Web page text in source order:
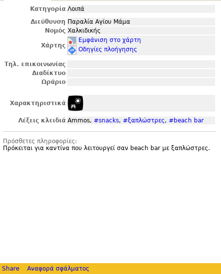
Κατηγορία Λοιπά
Διεύθυνση Παραλία Αγίου Μάμα
Νομός Χαλκιδικής
Χάρτης
Εμφάνιση στο χάρτη
Οδηγίες πλοήγησης
Τηλ. επικοινωνίας
Διαδίκτυο
Ωράριο
Χαρακτηριστικά
Λέξεις κλειδιά Ammos, #snacks, #ξαπλώστρες, #beach bar
Πρόσθετες πληροφορίες:
Πρόκειται για καντίνα που λειτουργεί σαν beach bar με ξαπλώστρες.
Share Αναφορά σφάλματος